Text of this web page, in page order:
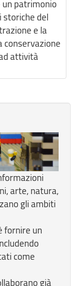
patrimonio
storiche del
e la
conservazione
attività
arte, natura,
gli ambiti
fornire un
come
già